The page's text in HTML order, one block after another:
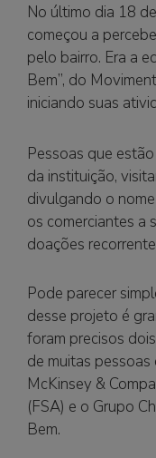
No último dia 18
começou a
pelo bairro. Era a
Bem”, do
iniciando suas
RedHat EX200
EX200 pdf
Cisco 300-135
RedHat EX200
135 Question
RedHat EX200
EX200 pdf
135 Question
Question
EX200 pdf, Cisco
Question Cisco
Question Cisco
Pessoas que
da instituição,
divulgando o
os comerciantes a
doações
Pode parecer
desse projeto é
foram precisos
de muitas pessoas
McKinsey &
(FSA) e o Grupo
Bem.